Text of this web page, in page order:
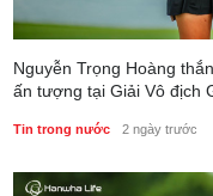
Nguyễn Trọng Hoàng
ấn tượng tại Giải Vô địch
Tin trong nước 2 ngày trước